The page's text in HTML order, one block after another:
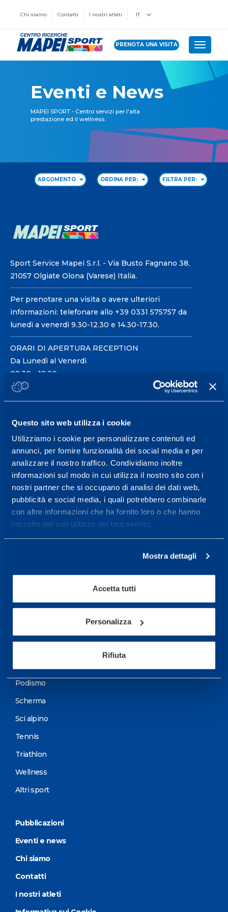
Questo sito web utilizza i cookie
Utilizziamo i cookie per personalizzare contenuti ed
annunci, per fornire funzionalità dei social media e per
analizzare il nostro traffico. Condividiamo inoltre
informazioni sul modo in cui utilizza il nostro sito con i
nostri partner che si occupano di analisi dei dati web,
pubblicità e social media, i quali potrebbero combinarle
con altre informazioni che ha fornito loro o che hanno
raccolto dal suo utilizzo dei loro servizi.
Mostra dettagli
Accetta tutti
Personalizza
Rifiuta
Chi siamo Contatti I nostri atleti IT
PRENOTA UNA VISITA Toggle
Eventi e News
MAPEI SPORT - Centro servizi per l'alta
prestazione ed il wellness.
ARGOMENTO ORDINA PER: FILTRA PER:
Sport Service Mapei S.r.l. - Via Busto Fagnano 38,
21057 Olgiate Olona (Varese) Italia.
Per prenotare una visita o avere ulteriori
informazioni: telefonare allo +39 0331 575757 da
lunedì a venerdì 9.30-12.30 e 14.30-17.30.
ORARI DI APERTURA RECEPTION
Da Lunedì al Venerdì
08.30 - 18.30
Centro servizi per l'alta
prestazione ed il
wellness.
Maggiori informazioni
Servizi
Servizi Medici
Test di valutazione
Podismo
Scherma
Sci alpino
Tennis
Triathlon
Wellness
Altri sport
Pubblicazioni
Eventi e news
Chi siamo
Contatti
I nostri atleti